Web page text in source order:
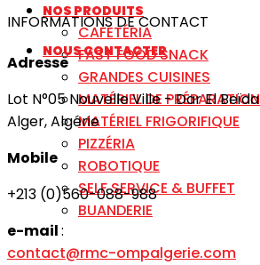
NOS PRODUITS
CAFÉTÉRIA
FAST FOOD SNACK
GRANDES CUISINES
MATÉRIEL DE PRÉPARATION
MATÉRIEL FRIGORIFIQUE
PIZZÉRIA
ROBOTIQUE
SELF SERVICE & BUFFET
BUANDERIE
NOUS CONTACTER
INFORMATIONS DE CONTACT
Adresse
Lot N°05 Nouvelle Ville - Dar El Beïda
Alger, Algérie
Mobile
+213 (0)560-088-988
e-mail:
contact@rmc-ompalgerie.com